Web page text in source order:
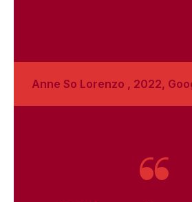
Anne So Lorenzo , 2022,